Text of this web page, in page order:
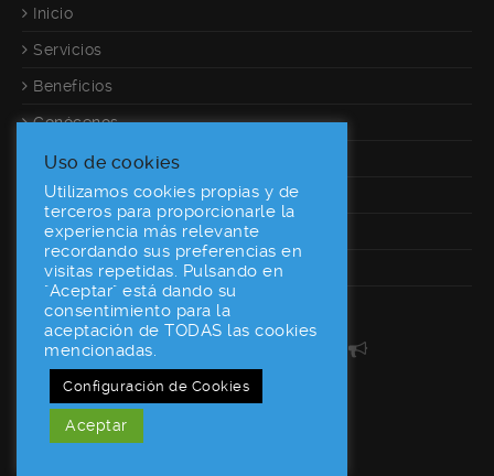
Inicio
Servicios
Beneficios
Conócenos
Referencias
Calculadora
Contacto
Desarrolladores
160World En Las Redes
Uso de cookies
Utilizamos cookies propias y de
terceros para proporcionarle la
experiencia más relevante
recordando sus preferencias en
visitas repetidas. Pulsando en
"Aceptar" está dando su
consentimiento para la
aceptación de TODAS las cookies
mencionadas.
Configuración de Cookies
Aceptar